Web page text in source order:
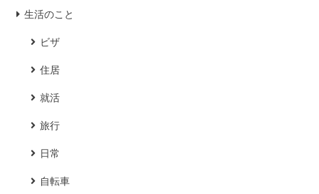
生活のこと
ビザ
住居
就活
旅行
日常
自転車